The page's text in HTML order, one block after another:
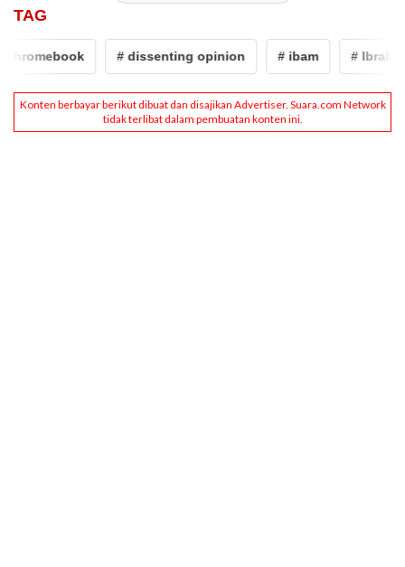
TAG
# dissenting opinion # ibam # Ibrahim